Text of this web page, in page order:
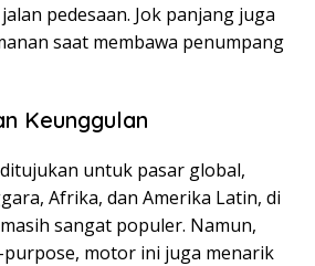
pedesaan. Jok panjang juga
saat membawa penumpang
Keunggulan
ditujukan untuk pasar global,
Afrika, dan Amerika Latin, di
sangat populer. Namun,
purpose, motor ini juga menarik